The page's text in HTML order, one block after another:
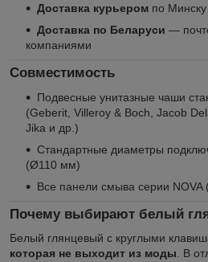
Доставка курьером по Минску
Доставка по Беларуси —
компаниями
Совместимость
Подвесные унитазные чаши
(Geberit, Villeroy & Boch, Jacob
Jika и др.)
Стандартные диаметры
(Ø110 мм)
Все панели смыва серии
Почему выбирают белый
Белый глянцевый с круглыми
которая не выходит из моды. В